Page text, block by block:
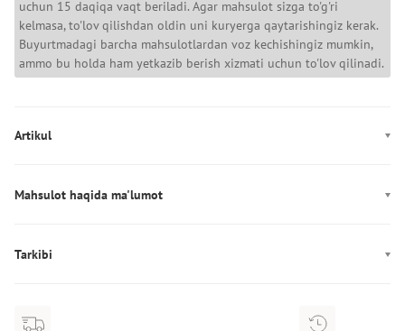
uchun 15 daqiqa vaqt beriladi. Agar mahsulot sizga to'g'ri
kelmasa, to'lov qilishdan oldin uni kuryerga qaytarishingiz kerak.
Buyurtmadagi barcha mahsulotlardan voz kechishingiz mumkin,
ammo bu holda ham yetkazib berish xizmati uchun to'lov qilinadi.
Artikul
Mahsulot haqida ma'lumot
Tarkibi